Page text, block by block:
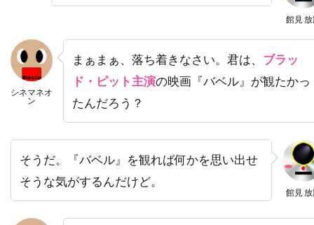
デヴィッド・ヒューレット
デヴィッド・フォスター・プロダクションズ
デヴィッド・ブレナー
デヴィッド・ブロッカー
デヴィッド・ブロークマン
デヴィッド・マッカラム
デヴィッド・モリッツ
デヴィッド・モース
館見
シネマネオ
ン
まぁまぁ、落ち着きなさい。君は、 ブラッ
ド・ピット主演の映画『バベル』が観たかっ
たんだろう？
館見
そうだ。『バベル』を観れば何かを思い出せ
そうな気がするんだけど。